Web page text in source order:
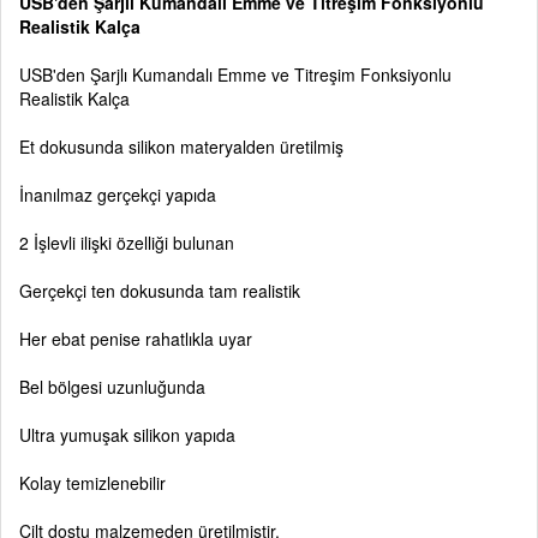
Realistik Kalça
USB'den Şarjlı Kumandalı Emme ve Titreşim Fonksiyonlu
Realistik Kalça
Et dokusunda silikon materyalden üretilmiş
İnanılmaz gerçekçi yapıda
2 İşlevli ilişki özelliği bulunan
Gerçekçi ten dokusunda tam realistik
Her ebat penise rahatlıkla uyar
Bel bölgesi uzunluğunda
Ultra yumuşak silikon yapıda
Kolay temizlenebilir
Cilt dostu malzemeden üretilmiştir.